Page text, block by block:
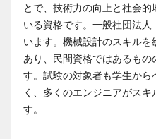
とで、技術力の向上と社会
いる資格です。一般社団法
います。機械設計のスキル
あり、民間資格ではあるも
す。試験の対象者も学生か
く、多くのエンジニアがス
す。